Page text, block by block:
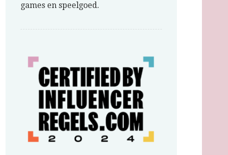
games en speelgoed.